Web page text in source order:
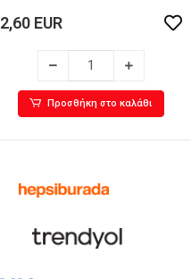
2,60 EUR
Προσθήκη στο καλάθι